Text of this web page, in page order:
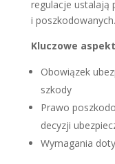
regulacje ustalają
i poszkodowanych.
Kluczowe
Obowiązek
szkody
Prawo
decyzji
Wymagania